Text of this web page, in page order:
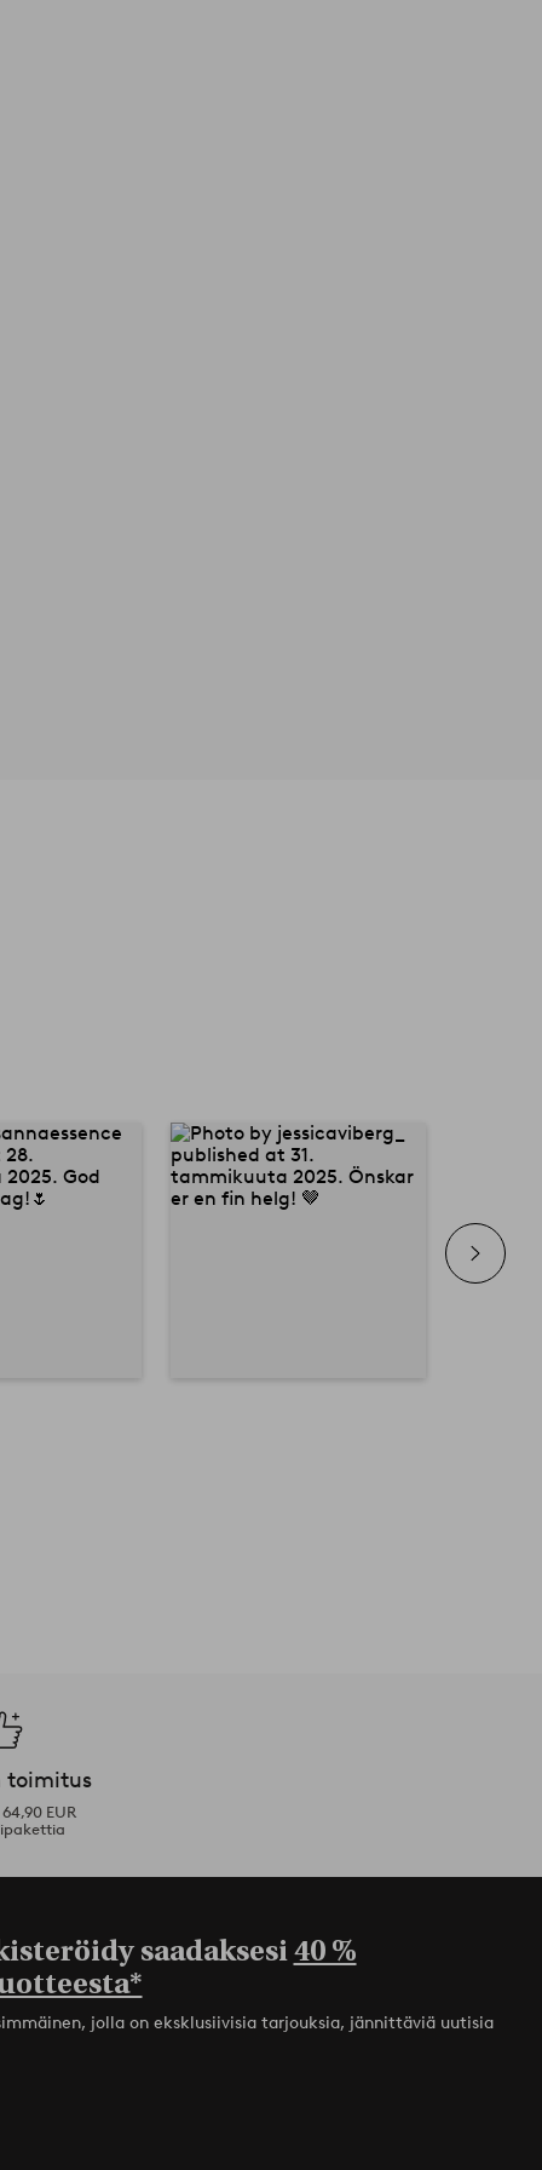
toimitus
EUR
saadaksesi40 %
jolla on eksklusiivisia tarjouksia, jännittäviä uutisia